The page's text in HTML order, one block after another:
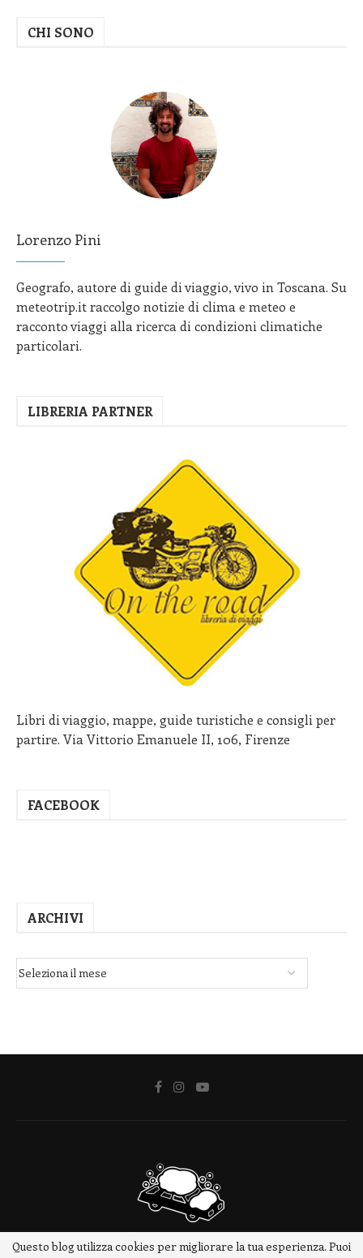
CHI SONO
Lorenzo Pini
Geografo, autore di guide di viaggio, vivo in Toscana. Su
meteotrip.it raccolgo notizie di clima e meteo e
racconto viaggi alla ricerca di condizioni climatiche
particolari.
LIBRERIA PARTNER
Libri di viaggio, mappe, guide turistiche e consigli per
partire. Via Vittorio Emanuele II, 106, Firenze
FACEBOOK
ARCHIVI
Questo blog utilizza cookies per migliorare la tua esperienza. Puoi